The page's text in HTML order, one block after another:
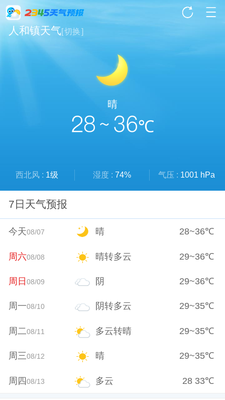
人和镇天气[切换]
晴
28 ~ 36℃
西北风 : 1级 湿度 : 74% 气压 : 1001 hPa
7日天气预报
今天08/07 晴 28~36℃
周六08/08 晴转多云 29~36℃
周日08/09 阴 29~36℃
周一08/10 阴转多云 29~35℃
周二08/11 多云转晴 29~35℃
周三08/12 晴 29~35℃
周四08/13 多云 28 33℃